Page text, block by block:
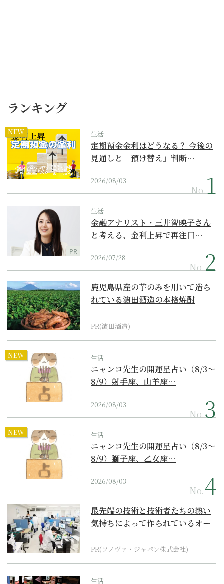
ランキング
NEW 生活
定期預金金利はどうなる？ 今後の
見通しと「預け替え」判断…
2026/08/03
No.
PR
生活
金融アナリスト・三井智映子さん
と考える、金利上昇で再注目…
2026/07/28
No.
鹿児島県産の芋のみを用いて造ら
れている濵田酒造の本格焼酎
PR(濵田酒造)
NEW 生活
ニャンコ先生の開運星占い（8/3～
8/9）射手座、山羊座…
2026/08/03
No.
NEW 生活
ニャンコ先生の開運星占い（8/3～
8/9）獅子座、乙女座…
2026/08/03
No.
最先端の技術と技術者たちの熱い
気持ちによって作られているオー
PR(ソノヴァ・ジャパン株式会社)
生活